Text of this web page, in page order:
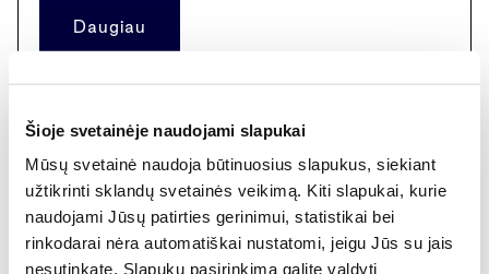
Šioje svetainėje naudojami slapukai
Mūsų svetainė naudoja būtinuosius slapukus, siekiant
užtikrinti sklandų svetainės veikimą. Kiti slapukai, kurie
naudojami Jūsų patirties gerinimui, statistikai bei
rinkodarai nėra automatiškai nustatomi, jeigu Jūs su jais
nesutinkate. Slapukų pasirinkimą galite valdyti
Daugiau
Reglamentuojama informacija